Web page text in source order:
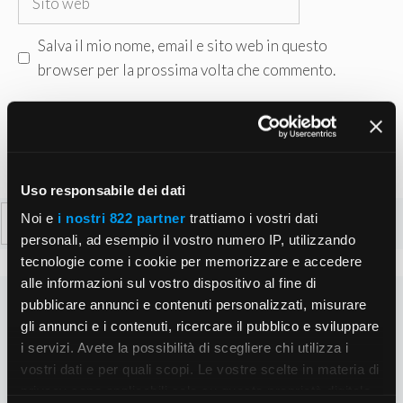
Uso responsabile dei dati
Noi e i nostri 822 partner trattiamo i vostri dati
personali, ad esempio il vostro numero IP, utilizzando
tecnologie come i cookie per memorizzare e accedere
alle informazioni sul vostro dispositivo al fine di
pubblicare annunci e contenuti personalizzati, misurare
gli annunci e i contenuti, ricercare il pubblico e sviluppare
i servizi. Avete la possibilità di scegliere chi utilizza i
vostri dati e per quali scopi. Le vostre scelte in materia di
Salva il mio nome, email e sito web in questo
browser per la prossima volta che commento.
Ricerca
per: